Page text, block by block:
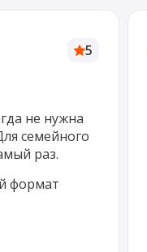
5
не нужна
семейного
раз.
формат